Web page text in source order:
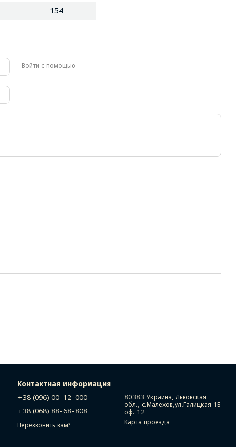
154
Войти с помощью
Контактная информация
+38 (096) 00-12-000
+38 (068) 88-68-808
Перезвонить вам?
80383 Украина, Львовская
обл., с.Малехов,ул.Галицкая 1Б
оф. 12
Карта проезда